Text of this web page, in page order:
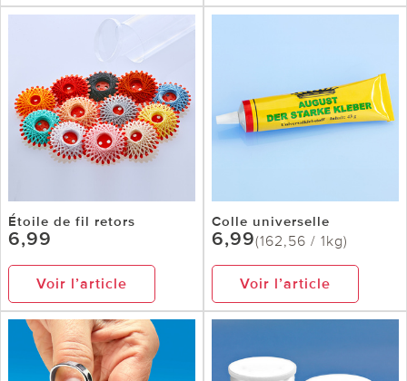
Étoile de fil retors
6,99
Voir l’article
Colle universelle
6,99(162,56 / 1kg)
Voir l’article